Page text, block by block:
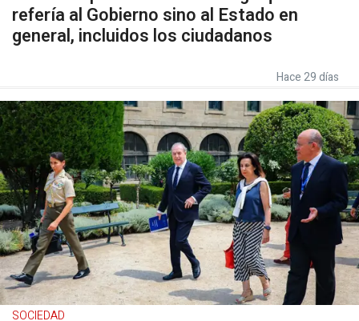
refería al Gobierno sino al Estado en
general, incluidos los ciudadanos
Hace 29 días
SOCIEDAD